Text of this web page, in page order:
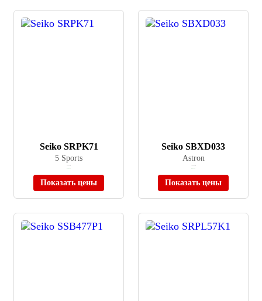
Seiko SRPK71
5 Sports
Показать цены
Seiko SBXD033
Astron
Показать цены